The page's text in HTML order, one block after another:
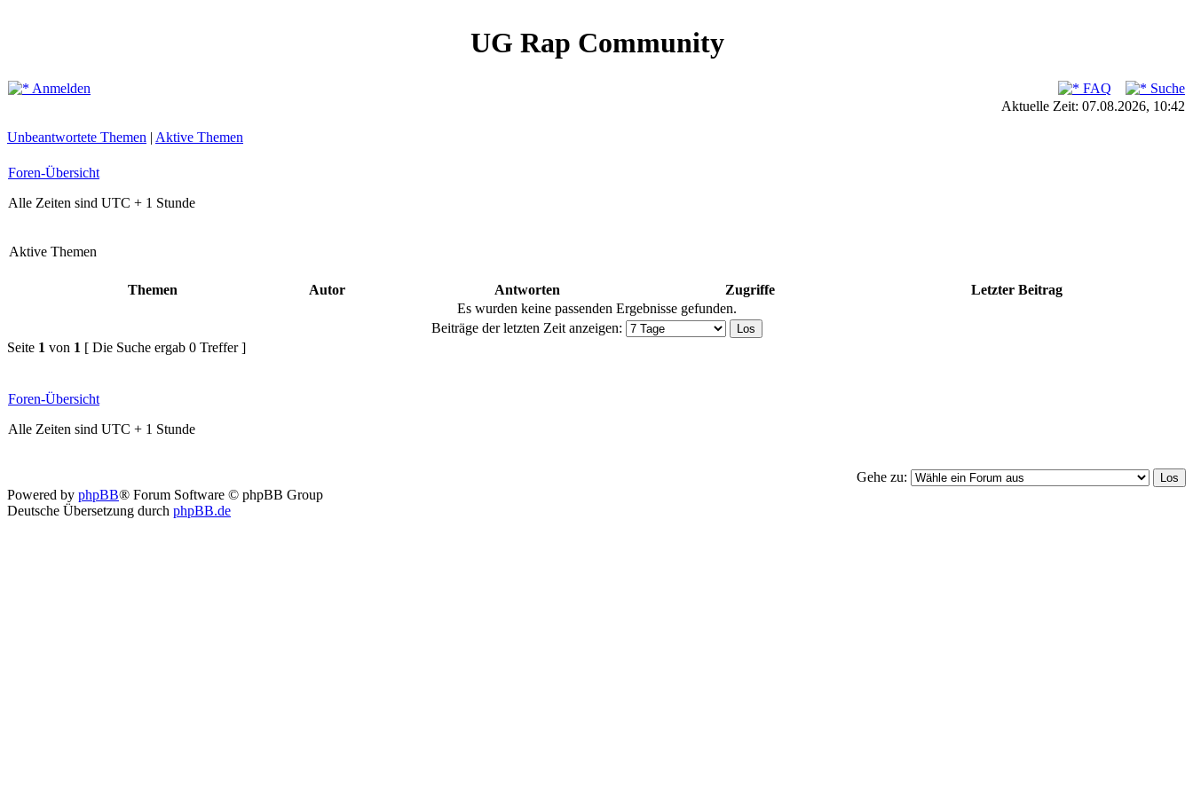
UG Rap Community
Anmelden FAQ
Suche
Aktuelle Zeit: 07.08.2026, 10:42
Unbeantwortete Themen | Aktive Themen
Foren-Übersicht
Alle Zeiten sind UTC + 1 Stunde
Aktive Themen
Themen Autor Antworten Zugriffe
Letzter Beitrag
Es wurden keine passenden Ergebnisse gefunden.
Beiträge der letzten Zeit anzeigen:
Seite 1 von 1 [ Die Suche ergab 0 Treffer ]
Foren-Übersicht
Alle Zeiten sind UTC + 1 Stunde
Gehe zu:
Powered by phpBB® Forum Software © phpBB Group
Deutsche Übersetzung durch phpBB.de